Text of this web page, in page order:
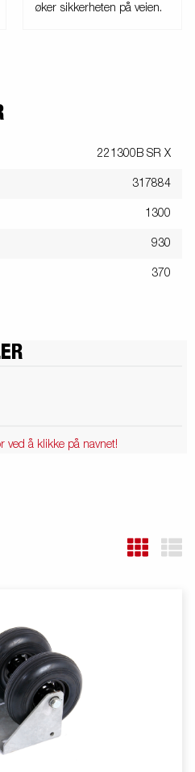
øker sikkerheten på veien.
221300B SR X
317884
1300
930
370
ved å klikke på navnet!